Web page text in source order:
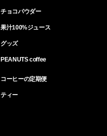
チョコパウダー
果汁100%ジュース
グッズ
PEANUTS coffee
コーヒーの定期便
ティー